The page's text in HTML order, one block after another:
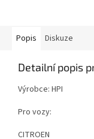
Popis Diskuze
Detailní popis
Výrobce: HPI
Pro vozy:
CITROEN